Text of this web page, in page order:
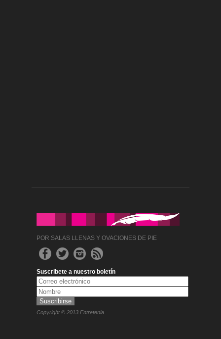
POR SALAS LLENAS Y OVACIONES DE PIE
Suscribete a nuestro boletín
Copyright © 2013 Entretenia